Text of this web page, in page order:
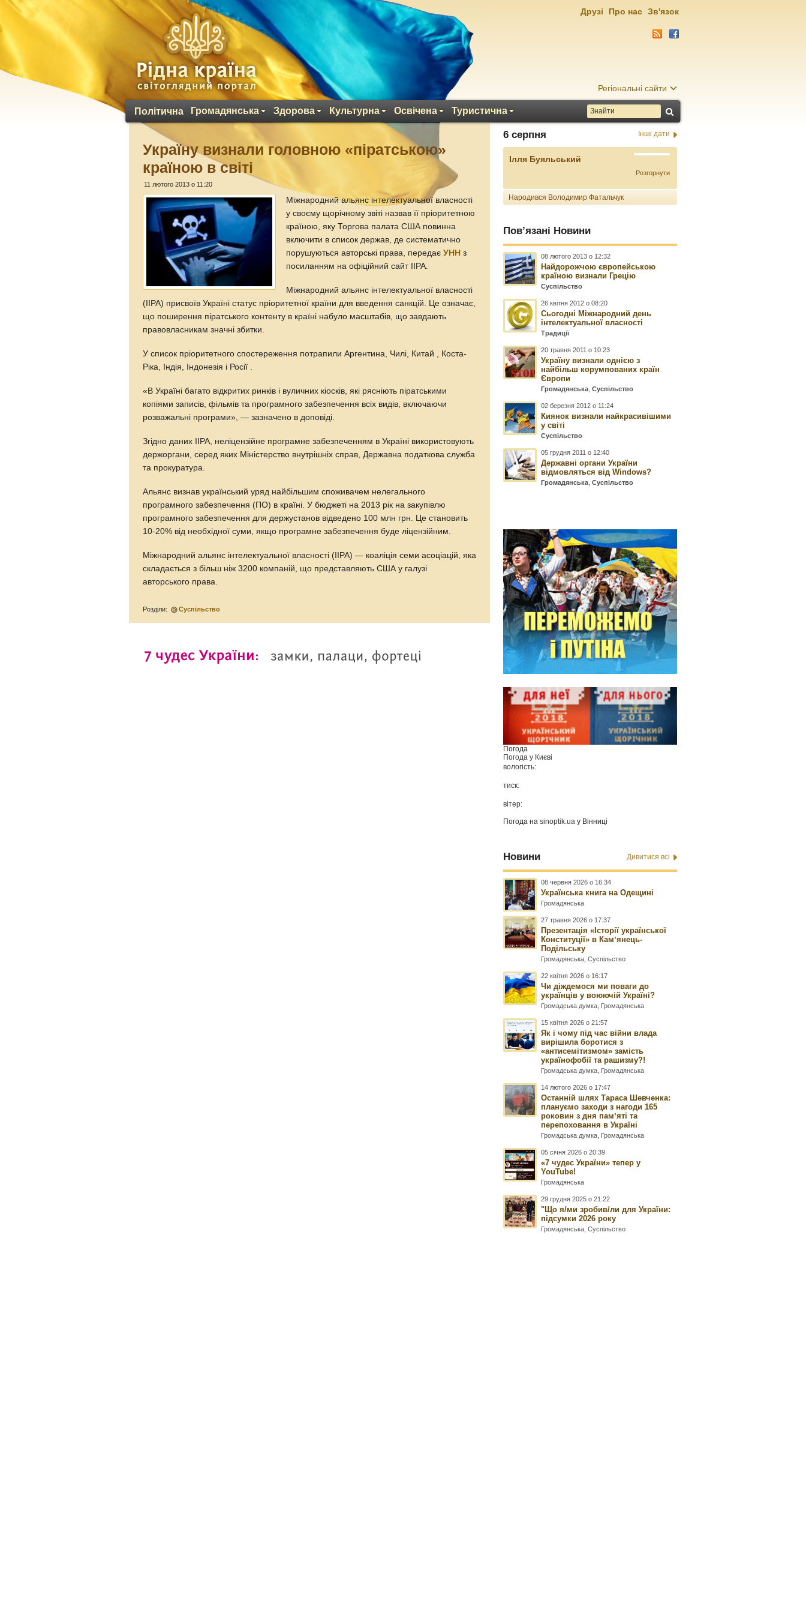
Регіональні сайти
Політична Громадянська Здорова Культурна Освічена Туристична
Друзі Про нас Зв'язок
Україну визнали головною «піратською»
країною в світі
11 лютого 2013 о 11:20
Міжнародний альянс інтелектуальної власності
у своєму щорічному звіті назвав її пріоритетною
країною, яку Торгова палата США повинна
включити в список держав, де систематично
порушуються авторські права, передаєУНН з
посиланням на офіційний сайт IIPA.
Міжнародний альянс інтелектуальної власності
(IIPA) присвоїв Україні статус пріоритетної країни для введення санкцій. Це означає,
що поширення піратського контенту в країні набуло масштабів, що завдають
правовласникам значні збитки.
У список пріоритетного спостереження потрапили Аргентина, Чилі, Китай , Коста-
Ріка, Індія, Індонезія і Росії .
«В Україні багато відкритих ринків і вуличних кіосків, які рясніють піратськими
копіями записів, фільмів та програмного забезпечення всіх видів, включаючи
розважальні програми», — зазначено в доповіді.
Згідно даних IIPA, неліцензійне програмне забезпеченням в Україні використовують
держоргани, серед яких Міністерство внутрішніх справ, Державна податкова служба
та прокуратура.
Альянс визнав український уряд найбільшим споживачем нелегального
програмного забезпечення (ПО) в країні. У бюджеті на 2013 рік на закупівлю
програмного забезпечення для держустанов відведено 100 млн грн. Це становить
10-20% від необхідної суми, якщо програмне забезпечення буде ліцензійним.
Міжнародний альянс інтелектуальної власності (IIPA) — коаліція семи асоціацій, яка
складається з більш ніж 3200 компаній, що представляють США у галузі
авторського права.
Розділи: Суспільство
6 серпня Інші дати
Ілля Буяльський
Розгорнути
Народився Володимир Фатальчук
Пов’язані Новини
08 лютого 2013 о 12:32
Найдорожчою європейською
країною визнали Грецію
Суспільство
26 квітня 2012 о 08:20
Сьогодні Міжнародний день
інтелектуальної власності
Традиції
20 травня 2011 о 10:23
Україну визнали однією з
найбільш корумпованих країн
Європи
Громадянська ,Суспільство
02 березня 2012 о 11:24
Киянок визнали найкрасивішими
у світі
Суспільство
05 грудня 2011 о 12:40
Державні органи України
відмовляться від Windows?
Громадянська ,Суспільство
Погода
Погода у Києві
вологість:
тиск:
вітер:
Погода наsinoptik.ua у Вінниці
Новини Дивитися всі
08 червня 2026 о 16:34
Українська книга на Одещині
Громадянська
27 травня 2026 о 17:37
Презентація «Історії української
Конституції» в Камʼянець-
Подільську
Громадянська ,Суспільство
22 квітня 2026 о 16:17
Чи діждемося ми поваги до
українців у воюючій Україні?
Громадська думка Громадянська
15 квітня 2026 о 21:57
Як і чому під час війни влада
вирішила боротися з
«антисемітизмом» замість
українофобії та рашизму?!
Громадська думка Громадянська
14 лютого 2026 о 17:47
Останній шлях Тараса Шевченка:
плануємо заходи з нагоди 165
роковин з дня памʼяті та
перепоховання в Україні
Громадська думка Громадянська
05 січня 2026 о 20:39
«7 чудес України» тепер у
YouTube!
Громадянська
29 грудня 2025 о 21:22
"Що я/ми зробив/ли для України:
підсумки 2026 року
Громадянська ,Суспільство